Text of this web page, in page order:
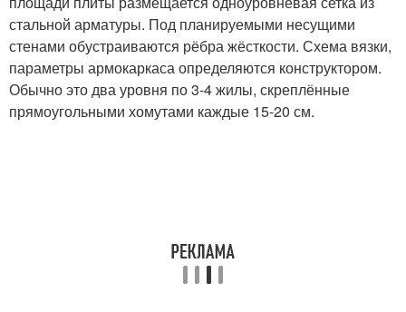
стальной арматуры. Под планируемыми несущими
стенами обустраиваются рёбра жёсткости. Схема вязки,
параметры армокаркаса определяются конструктором.
Обычно это два уровня по 3-4 жилы, скреплённые
прямоугольными хомутами каждые 15-20 см.